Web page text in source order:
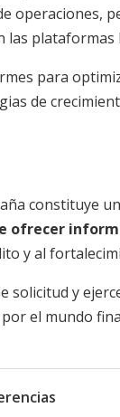
operaciones,
las plataformas
para
de
constituye
ofrecer
y al
y
el mundo